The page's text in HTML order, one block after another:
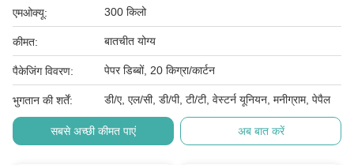
एमओक्यू: 300 किलो
कीमत: बातचीत योग्य
पैकेजिंग विवरण: पेपर डिब्बों, 20 किग्रा/कार्टन
भुगतान की शर्तें: डी/ए, एल/सी, डी/पी, टी/टी, वेस्टर्न यूनियन, मनीग्राम, पेपैल
सबसे अच्छी कीमत पाएं अब बात करें